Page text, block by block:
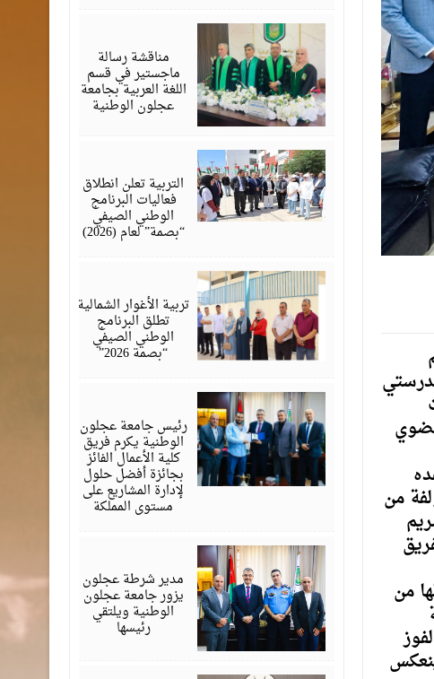
من
من
مناقشة رسالة
ماجستير في قسم
اللغة العربية بجامعة
عجلون الوطنية
التربية تعلن انطلاق
فعاليات البرنامج
الوطني الصيفي
“بصمة” لعام (2026)
تربية الأغوار الشمالية
تطلق البرنامج
الوطني الصيفي
“بصمة 2026”
رئيس جامعة عجلون
الوطنية يكرم فريق
كلية الأعمال الفائز
بجائزة أفضل حلول
لإدارة المشاريع على
مستوى المملكة
مدير شرطة عجلون
يزور جامعة عجلون
الوطنية ويلتقي
رئيسها